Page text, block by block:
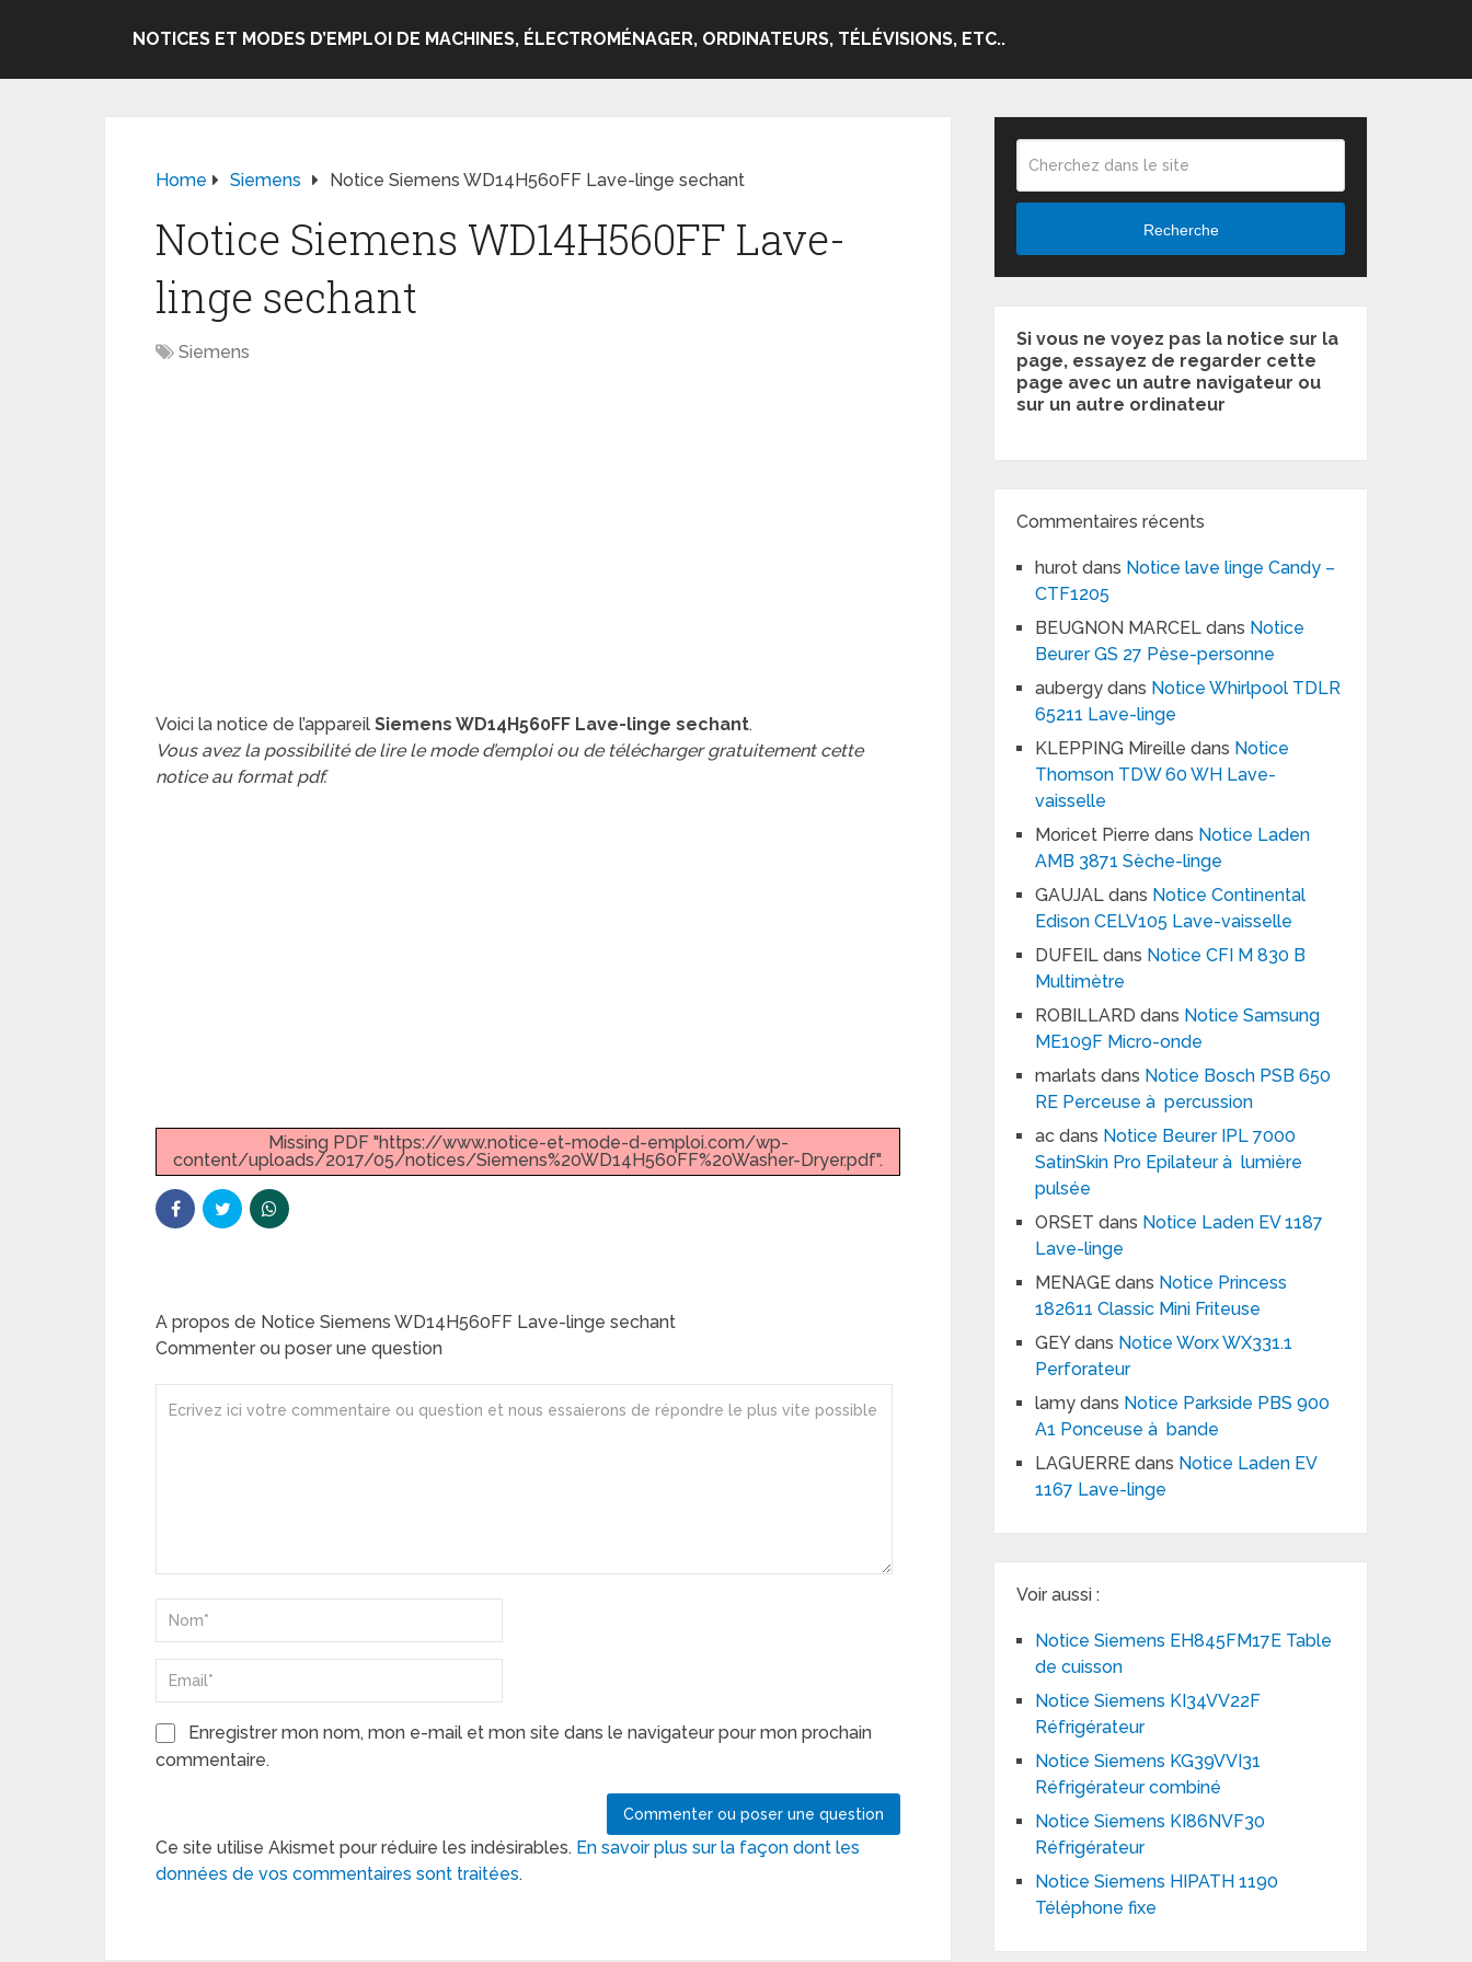
NOTICES ET MODES D’EMPLOI DE MACHINES, ÉLECTROMÉNAGER, ORDINATEURS, TÉLÉVISIONS, ETC..
Home Siemens Notice Siemens WD14H560FF Lave-linge sechant
Notice Siemens WD14H560FF Lave-
linge sechant
Siemens
Voici la notice de l’appareil Siemens WD14H560FF Lave-linge sechant.
Vous avez la possibilité de lire le mode d’emploi ou de télécharger gratuitement cette
notice au format pdf.
Missing PDF "https://www.notice-et-mode-d-emploi.com/wp-
content/uploads/2017/05/notices/Siemens%20WD14H560FF%20Washer-Dryer.pdf".
A propos de Notice Siemens WD14H560FF Lave-linge sechant
Commenter ou poser une question
Enregistrer mon nom, mon e-mail et mon site dans le navigateur pour mon prochain
commentaire.
Ce site utilise Akismet pour réduire les indésirables. En savoir plus sur la façon dont les
données de vos commentaires sont traitées.
Recherche
Si vous ne voyez pas la notice sur la
page, essayez de regarder cette
page avec un autre navigateur ou
sur un autre ordinateur
Commentaires récents
hurot dans Notice lave linge Candy –
CTF1205
BEUGNON MARCEL dans Notice
Beurer GS 27 Pèse-personne
aubergy dans Notice Whirlpool TDLR
65211 Lave-linge
KLEPPING Mireille dans Notice
Thomson TDW 60 WH Lave-
vaisselle
Moricet Pierre dans Notice Laden
AMB 3871 Sèche-linge
GAUJAL dans Notice Continental
Edison CELV105 Lave-vaisselle
DUFEIL dans Notice CFI M 830 B
Multimètre
ROBILLARD dans Notice Samsung
ME109F Micro-onde
marlats dans Notice Bosch PSB 650
RE Perceuse à percussion
ac dans Notice Beurer IPL 7000
SatinSkin Pro Epilateur à lumière
pulsée
ORSET dans Notice Laden EV 1187
Lave-linge
MENAGE dans Notice Princess
182611 Classic Mini Friteuse
GEYdans Notice Worx WX331.1
Perforateur
lamy dans Notice Parkside PBS 900
A1 Ponceuse à bande
LAGUERRE dans Notice Laden EV
1167 Lave-linge
Voir aussi :
Notice Siemens EH845FM17E Table
de cuisson
Notice Siemens KI34VV22F
Réfrigérateur
Notice Siemens KG39VVI31
Réfrigérateur combiné
Notice Siemens KI86NVF30
Réfrigérateur
Notice Siemens HIPATH 1190
Téléphone fixe